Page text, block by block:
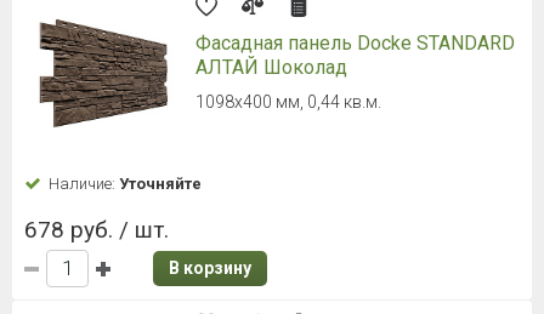
Фасадная панель Docke STANDARD
АЛТАЙ Шоколад
1098х400 мм, 0,44 кв.м.
Наличие: Уточняйте
678 руб. / шт.
В корзину